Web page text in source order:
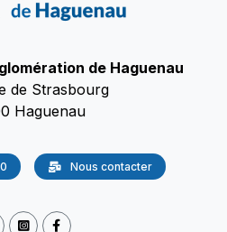
de Haguenau
de Strasbourg
Haguenau
Nous contacter